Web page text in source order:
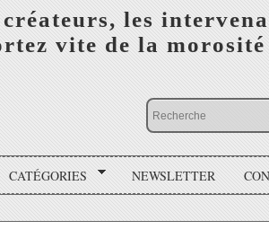
les
vite de la morosité
CATÉGORIES NEWSLETTER